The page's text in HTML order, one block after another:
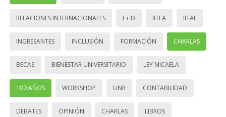
RELACIONES INTERNACIONALES I + D IITEA IITAE
INGRESANTES INCLUSIÓN FORMACIÓN CHARLAS
BECAS BIENESTAR UNIVERSITARIO LEY MICAELA
100 AÑOS WORKSHOP UNR CONTABILIDAD
DEBATES OPINIÓN CHARLAS LIBROS